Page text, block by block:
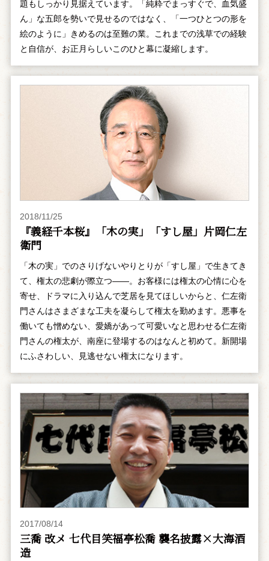
題もしっかり見据えています。「純粋でまっすぐで、血気盛
ん」な五郎を勢いで見せるのではなく、「一つひとつの形を
絵のように」きめるのは至難の業。これまでの浅草での経験
と自信が、お正月らしいこのひと幕に凝縮します。
2018/11/25
『義経千本桜』「木の実」「すし屋」片岡仁左
衛門
「木の実」でのさりげないやりとりが「すし屋」で生きてき
て、権太の悲劇が際立つ――。お客様には権太の心情に心を
寄せ、ドラマに入り込んで芝居を見てほしいからと、仁左衛
門さんはさまざまな工夫を凝らして権太を勤めます。悪事を
働いても憎めない、愛嬌があって可愛いなと思わせる仁左衛
門さんの権太が、南座に登場するのはなんと初めて。新開場
にふさわしい、見逃せない権太になります。
2017/08/14
三喬 改メ 七代目笑福亭松喬 襲名披露×大海酒
造